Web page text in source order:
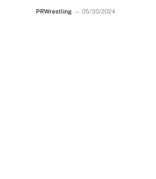
PRWrestling 05/30/2024